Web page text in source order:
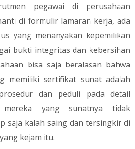
pegawai di perusahaan
di formulir lamaran kerja, ada
yang menanyakan kepemilikan
bukti integritas dan kebersihan
bisa saja beralasan bahwa
memiliki sertifikat sunat adalah
dan peduli pada detail
mereka yang sunatnya tidak
saja kalah saing dan tersingkir di
kejam itu.